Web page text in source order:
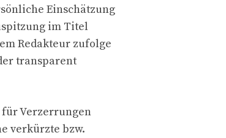
Einschätzung
im Titel
Redakteur zufolge
transparent
Verzerrungen
verkürzte bzw.